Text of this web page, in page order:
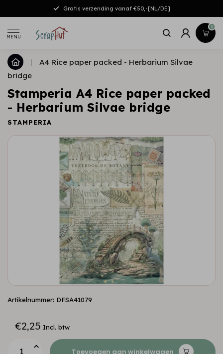
Gratis verzending vanaf €50,-[NL/DE]
MENU
0
|
A4 Rice paper packed - Herbarium Silvae
bridge
Stamperia A4 Rice paper packed
- Herbarium Silvae bridge
STAMPERIA
Artikelnummer: DFSA41079
€2,25 Incl. btw
Toevoegen aan winkelwagen